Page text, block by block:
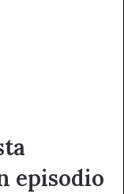
episodio